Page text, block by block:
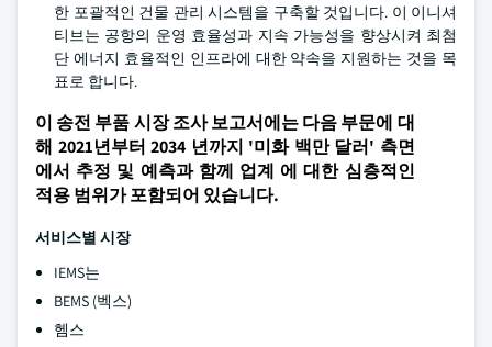
한 포괄적인 건물 관리 시스템을 구축할 것입니다. 이 이니셔
티브는 공항의 운영 효율성과 지속 가능성을 향상시켜 최첨
단 에너지 효율적인 인프라에 대한 약속을 지원하는 것을 목
표로 합니다.
이 송전 부품 시장 조사 보고서에는 다음 부문에 대
해 2021년부터 2034 년까지 '미화 백만 달러' 측면
에서 추정 및 예측과 함께 업계 에 대한 심층적인
적용 범위가 포함되어 있습니다.
서비스별 시장
IEMS는
BEMS (벡스)
헴스